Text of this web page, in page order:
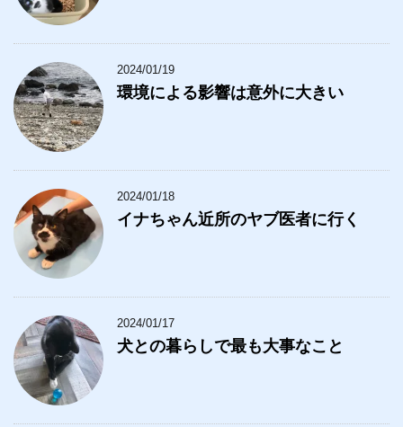
2024/01/19
環境による影響は意外に大きい
2024/01/18
イナちゃん近所のヤブ医者に行く
2024/01/17
犬との暮らしで最も大事なこと